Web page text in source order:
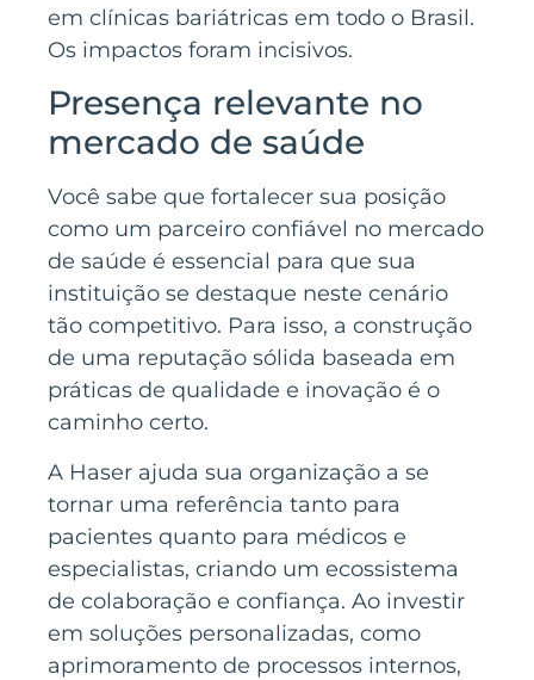
em clínicas bariátricas em todo o Brasil.
Os impactos foram incisivos.
Presença relevante no
mercado de saúde
Você sabe que fortalecer sua posição
como um parceiro confiável no mercado
de saúde é essencial para que sua
instituição se destaque neste cenário
tão competitivo. Para isso, a construção
de uma reputação sólida baseada em
práticas de qualidade e inovação é o
caminho certo.
A Haser ajuda sua organização a se
tornar uma referência tanto para
pacientes quanto para médicos e
especialistas, criando um ecossistema
de colaboração e confiança. Ao investir
em soluções personalizadas, como
aprimoramento de processos internos,